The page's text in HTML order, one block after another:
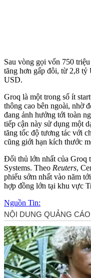
Sau vòng gọi vốn 750
tăng hơn gấp đôi, từ 2,8 tỷ
USD.
Groq là một trong số ít
thông cao bên ngoài, nhờ
đang ảnh hưởng tới toàn
tiếp cận này sử dụng một
tăng tốc độ tương tác với
cũng giới hạn kích thước
Đối thủ lớn nhất của Groq
Systems. Theo Reuters,
phiếu sớm nhất vào năm
hợp đồng lớn tại khu vực
Nguồn Tin: